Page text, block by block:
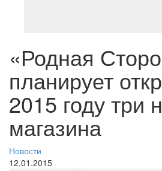
«Родная
планирует
2015 году три
магазина
Новости
12.01.2015